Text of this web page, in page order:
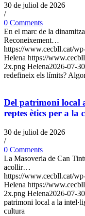
30 de juliol de 2026
/
0 Comments
En el marc de la
Reconeixement…
https://www.cecbll.cat/
Helena https://
2x.png Helena2026-07-
redefineix els límits?
Del patrimoni local
reptes ètics per a la
30 de juliol de 2026
/
0 Comments
La Masoveria de Can
acollir…
https://www.cecbll.cat/
Helena https://
2x.png Helena2026-07-
patrimoni local a la
cultura